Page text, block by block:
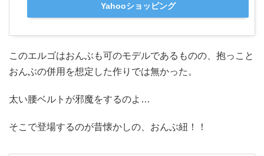
Yahooショッピング
このエルゴはおんぶも可のモデルであるものの、抱っこと
おんぶの併用を想定した作りでは無かった。
太い腰ベルトが邪魔をするのよ…
そこで登場するのが昔懐かしの、おんぶ紐！！